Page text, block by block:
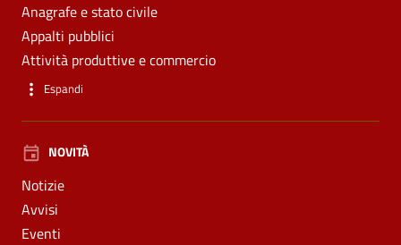
Anagrafe e stato civile
Appalti pubblici
Attività produttive e commercio
Espandi
NOVITÀ
Notizie
Avvisi
Eventi